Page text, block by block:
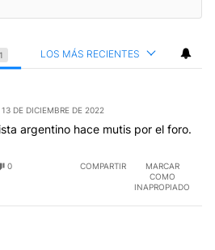
LOS MÁS RECIENTES
13 DE DICIEMBRE DE 2022
argentino hace mutis por el foro.
0 COMPARTIR
MARCAR
COMO
INAPROPIADO